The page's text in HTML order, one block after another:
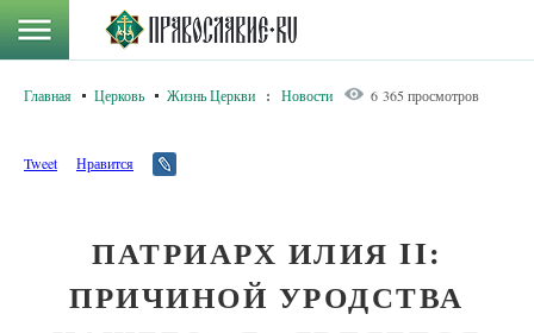
Главная Церковь Жизнь Церкви : Новости 6 365 просмотров
Tweet Нравится
ПАТРИАРХ ИЛИЯ II:
ПРИЧИНОЙ УРОДСТВА